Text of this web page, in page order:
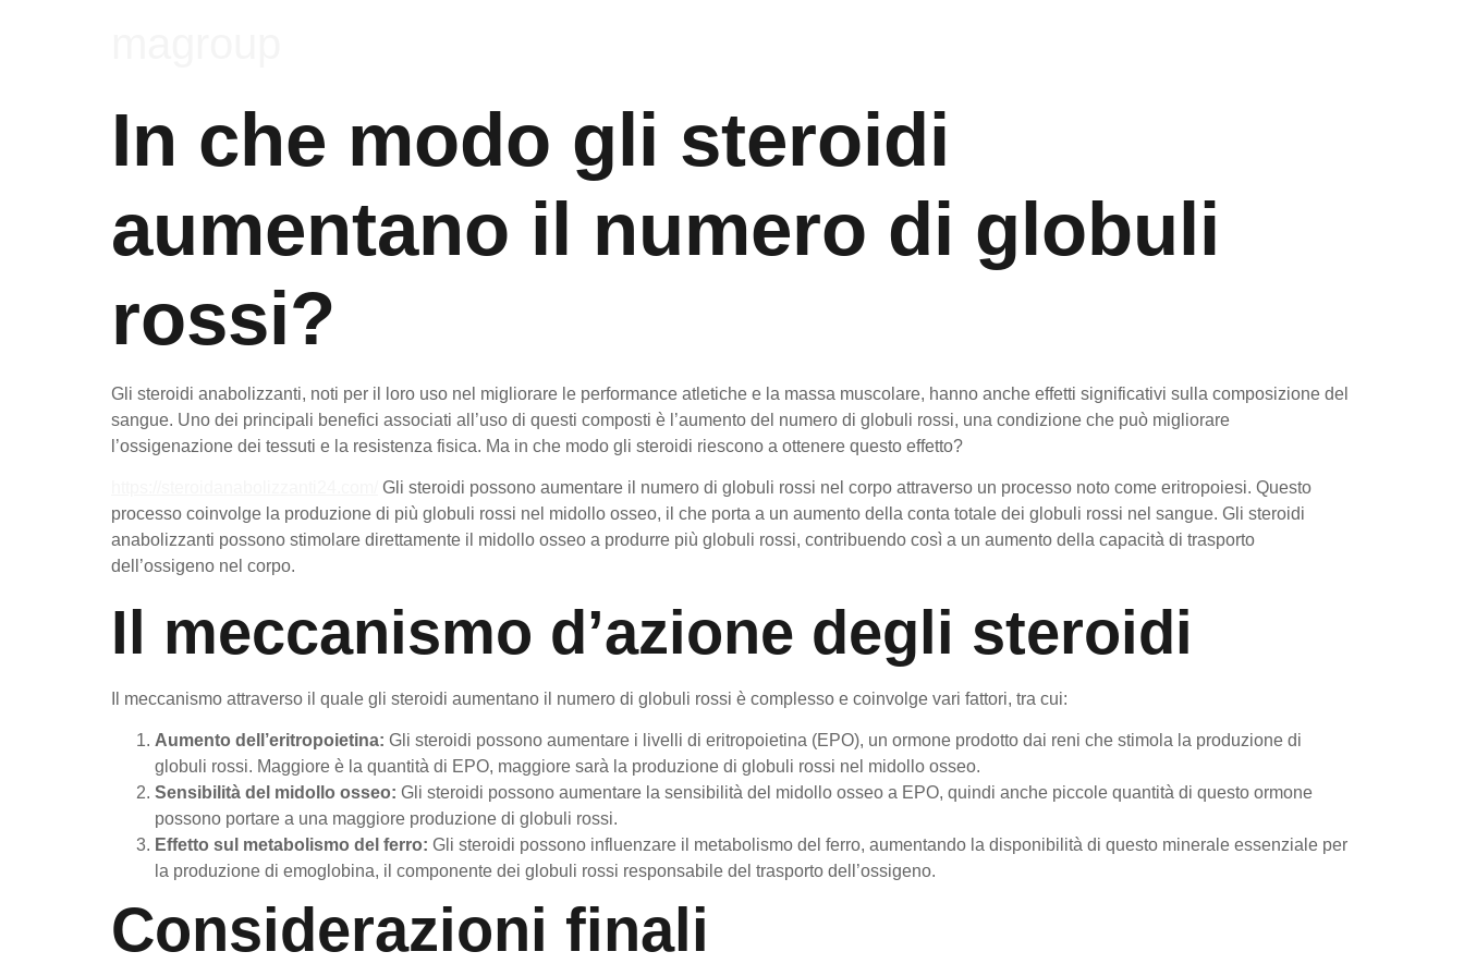
In che modo gli steroidi
aumentano il numero di globuli
rossi?
Gli steroidi anabolizzanti, noti per il loro uso nel migliorare le performance atletiche e la massa muscolare, hanno anche effetti significativi sulla composizione del
sangue. Uno dei principali benefici associati all’uso di questi composti è l’aumento del numero di globuli rossi, una condizione che può migliorare
l’ossigenazione dei tessuti e la resistenza fisica. Ma in che modo gli steroidi riescono a ottenere questo effetto?
Gli steroidi possono aumentare il numero di globuli rossi nel corpo attraverso un processo noto come eritropoiesi. Questo
processo coinvolge la produzione di più globuli rossi nel midollo osseo, il che porta a un aumento della conta totale dei globuli rossi nel sangue. Gli steroidi
anabolizzanti possono stimolare direttamente il midollo osseo a produrre più globuli rossi, contribuendo così a un aumento della capacità di trasporto
dell’ossigeno nel corpo.
Il meccanismo d’azione degli steroidi
Il meccanismo attraverso il quale gli steroidi aumentano il numero di globuli rossi è complesso e coinvolge vari fattori, tra cui:
Aumento dell’eritropoietina: Gli steroidi possono aumentare i livelli di eritropoietina (EPO), un ormone prodotto dai reni che stimola la produzione di
globuli rossi. Maggiore è la quantità di EPO, maggiore sarà la produzione di globuli rossi nel midollo osseo.
Sensibilità del midollo osseo: Gli steroidi possono aumentare la sensibilità del midollo osseo a EPO, quindi anche piccole quantità di questo ormone
possono portare a una maggiore produzione di globuli rossi.
Effetto sul metabolismo del ferro: Gli steroidi possono influenzare il metabolismo del ferro, aumentando la disponibilità di questo minerale essenziale per
la produzione di emoglobina, il componente dei globuli rossi responsabile del trasporto dell’ossigeno.
Considerazioni finali